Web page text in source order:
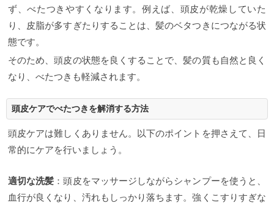
ず、べたつきやすくなります。例えば、頭皮が乾燥していた
り、皮脂が多すぎたりすることは、髪のベタつきにつながる状
態です。
そのため、頭皮の状態を良くすることで、髪の質も自然と良く
なり、べたつきも軽減されます。
頭皮ケアでべたつきを解消する方法
頭皮ケアは難しくありません。以下のポイントを押さえて、日
常的にケアを行いましょう。
適切な洗髪 ：頭皮をマッサージしながらシャンプーを使うと、
血行が良くなり、汚れもしっかり落ちます。強くこすりすぎな